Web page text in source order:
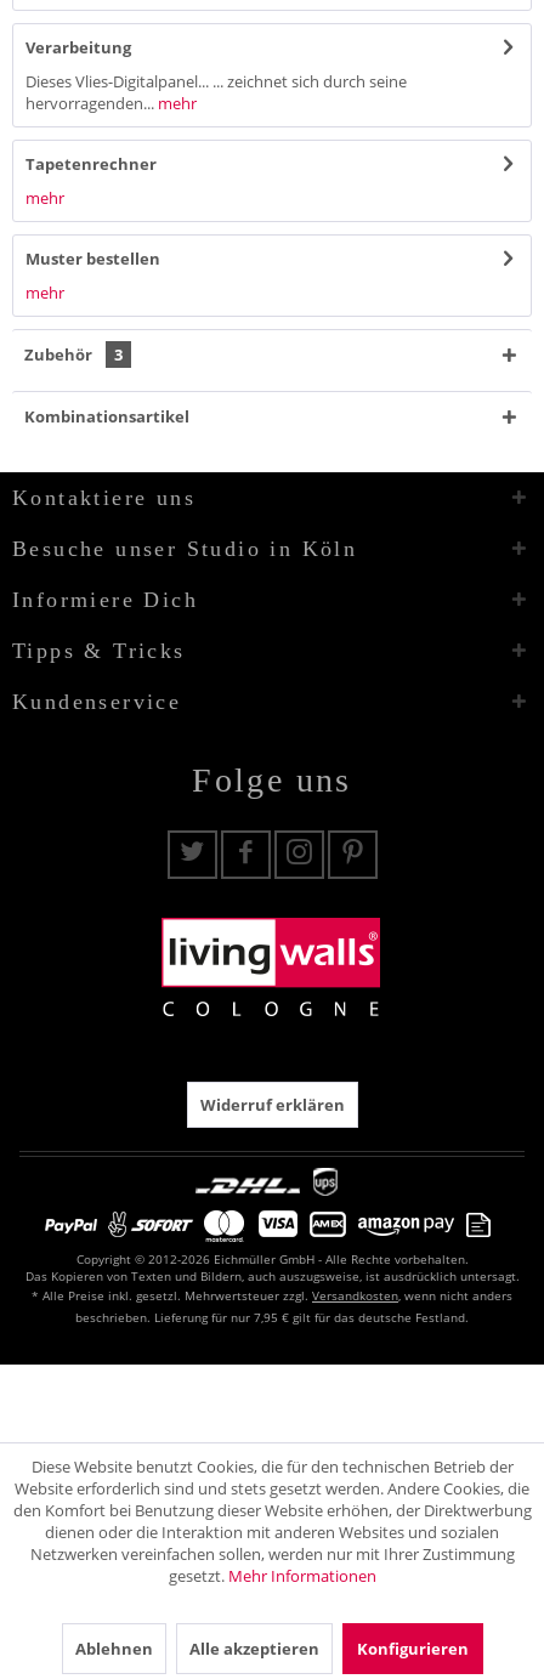
Verarbeitung
Dieses Vlies-Digitalpanel... ... zeichnet sich durch seine
hervorragenden... mehr
Tapetenrechner
mehr
Muster bestellen
mehr
Zubehör 3
Kombinationsartikel
Kontaktiere uns
Besuche unser Studio in Köln
Informiere Dich
Tipps & Tricks
Kundenservice
Folge uns
Widerruf erklären
Copyright © 2012-2026 Eichmüller GmbH - Alle Rechte vorbehalten.
Das Kopieren von Texten und Bildern, auch auszugsweise, ist ausdrücklich untersagt.
* Alle Preise inkl. gesetzl. Mehrwertsteuer zzgl. Versandkosten, wenn nicht anders
beschrieben. Lieferung für nur 7,95 € gilt für das deutsche Festland.
Diese Website benutzt Cookies, die für den technischen Betrieb der
Website erforderlich sind und stets gesetzt werden. Andere Cookies, die
den Komfort bei Benutzung dieser Website erhöhen, der Direktwerbung
dienen oder die Interaktion mit anderen Websites und sozialen
Netzwerken vereinfachen sollen, werden nur mit Ihrer Zustimmung
gesetzt. Mehr Informationen
Ablehnen Alle akzeptieren Konfigurieren